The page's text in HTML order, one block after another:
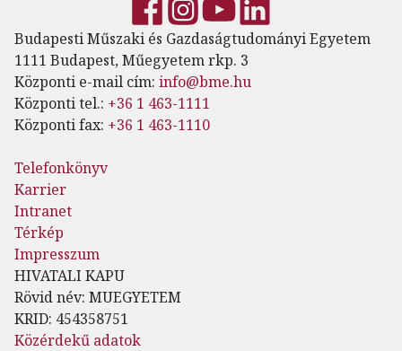
Budapesti Műszaki és Gazdaságtudományi Egyetem
1111 Budapest, Műegyetem rkp. 3
Központi e-mail cím: info@bme.hu
Központi tel.: +36 1 463-1111
Központi fax: +36 1 463-1110
Telefonkönyv
Karrier
Intranet
Térkép
Impresszum
HIVATALI KAPU
Rövid név: MUEGYETEM
KRID: 454358751
Közérdekű adatok